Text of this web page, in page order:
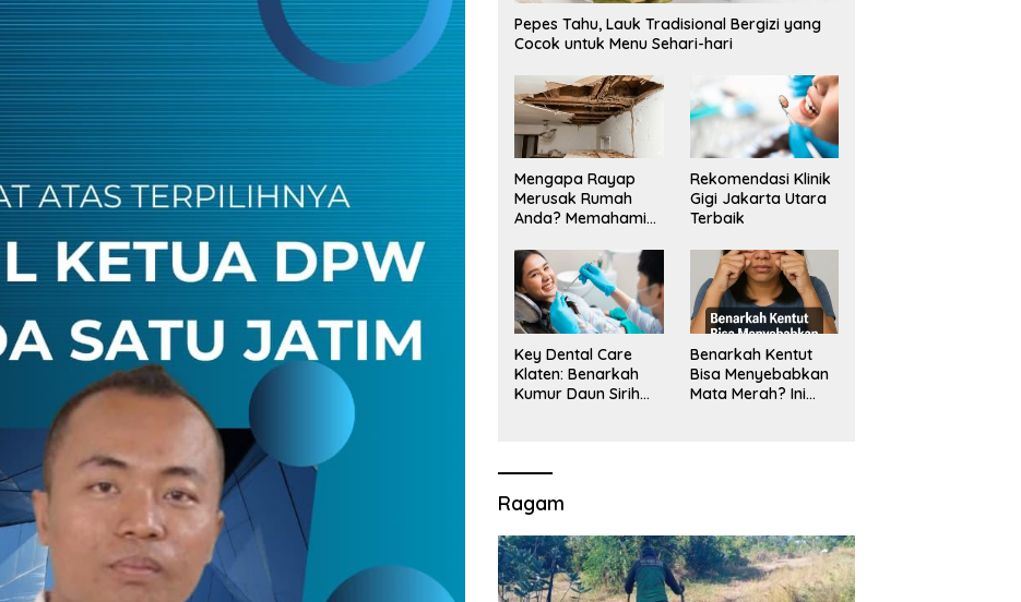
Pepes Tahu, Lauk Tradisional Bergizi yang
Cocok untuk Menu Sehari-hari
Mengapa Rayap
Merusak Rumah
Anda? Memahami
Killer”
Rekomendasi Klinik
Gigi Jakarta Utara
Terbaik
Key Dental Care
Klaten: Benarkah
Kumur Daun Sirih
Klaten
Benarkah Kentut
Bisa Menyebabkan
Mata Merah? Ini
Ragam